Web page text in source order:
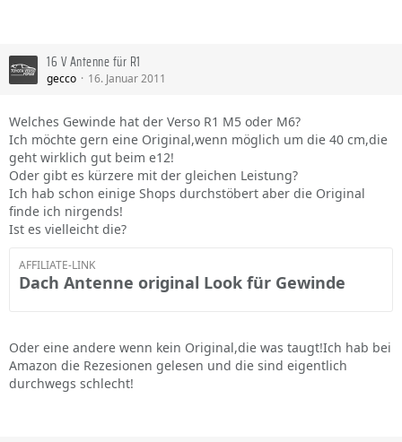
16 V Antenne für R1
gecco 16. Januar 2011
Welches Gewinde hat der Verso R1 M5 oder M6?
Ich möchte gern eine Original,wenn möglich um die 40 cm,die
geht wirklich gut beim e12!
Oder gibt es kürzere mit der gleichen Leistung?
Ich hab schon einige Shops durchstöbert aber die Original
finde ich nirgends!
Ist es vielleicht die?
AFFILIATE-LINK
Dach Antenne original Look für Gewinde
Oder eine andere wenn kein Original,die was taugt!Ich hab bei
Amazon die Rezesionen gelesen und die sind eigentlich
durchwegs schlecht!